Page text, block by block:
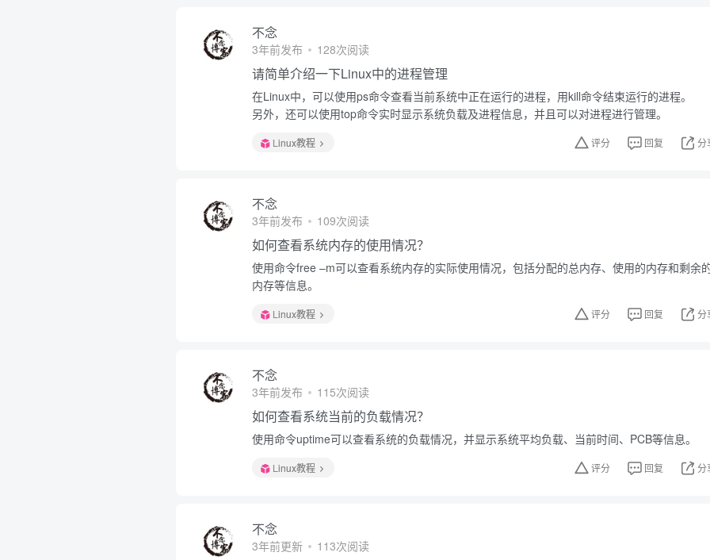
不念
3年前发布 128次阅读
请简单介绍一下Linux中的进程管理
在Linux中，可以使用ps命令查看当前系统中正在运行的进程，用kill命令结束运行的进程。
另外，还可以使用top命令实时显示系统负载及进程信息，并且可以对进程进行管理。
Linux教程 评分 回复 分
不念
3年前发布 109次阅读
如何查看系统内存的使用情况？
使用命令free –m可以查看系统内存的实际使用情况，包括分配的总内存、使用的内存和剩余
内存等信息。
Linux教程 评分 回复 分
不念
3年前发布 115次阅读
如何查看系统当前的负载情况？
使用命令uptime可以查看系统的负载情况，并显示系统平均负载、当前时间、PCB等信息。
Linux教程 评分 回复 分
不念
3年前更新 113次阅读